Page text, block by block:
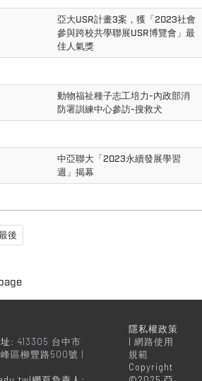
亞大USR計畫3案，獲「2023社會
參與跨校共學聯展USR博覽會」最
佳人氣獎
動物福祉種子志工培力-內政部消
防署訓練中心參訪-搜救犬
中亞聯大「2023永續發展學習
週」揭幕
後
: 413305 台中市
區柳豐路500號 |
隱私權政策
| 網路使用
規範
Copyright